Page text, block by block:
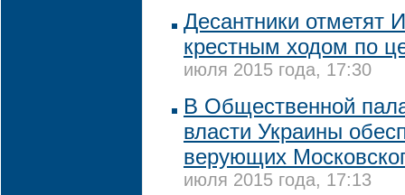
Десантники отметят
крестным ходом по
июля 2015 года, 17:30
В Общественной
власти Украины
верующих
июля 2015 года, 17:13